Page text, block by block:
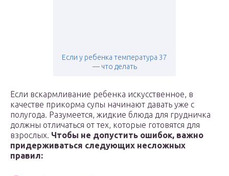
Если у ребенка температура 37
— что делать
Если вскармливание ребенка искусственное, в
качестве прикорма супы начинают давать уже с
полугода. Разумеется, жидкие блюда для грудничка
должны отличаться от тех, которые готовятся для
взрослых. Чтобы не допустить ошибок, важно
придерживаться следующих несложных
правил: